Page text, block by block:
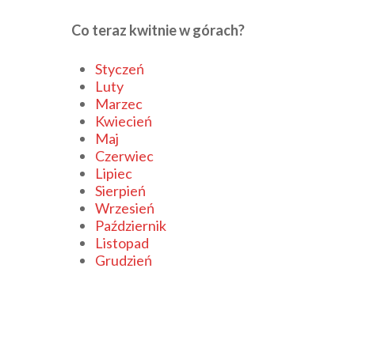
Co teraz kwitnie w górach?
Styczeń
Luty
Marzec
Kwiecień
Maj
Czerwiec
Lipiec
Sierpień
Wrzesień
Październik
Listopad
Grudzień